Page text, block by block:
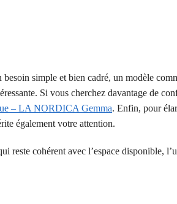
simple et bien cadré, un modèle
Si vous cherchez davantage de
– LA NORDICA Gemma. Enfin, pour
également votre attention.
reste cohérent avec l’espace disponible,